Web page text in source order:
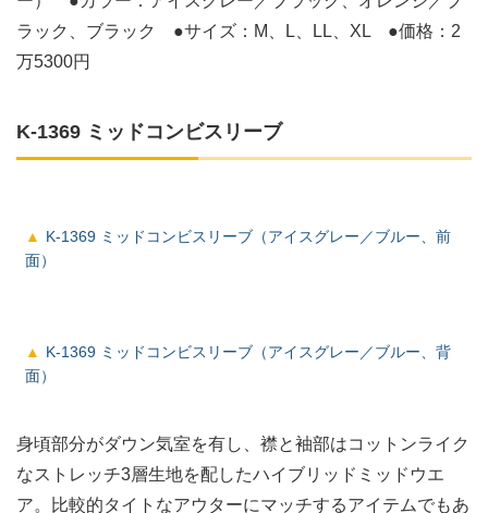
ラック、ブラック ●サイズ：M、L、LL、XL ●価格：2
万5300円
K-1369 ミッドコンビスリーブ
K-1369 ミッドコンビスリーブ（アイスグレー／ブルー、前
面）
K-1369 ミッドコンビスリーブ（アイスグレー／ブルー、背
面）
身頃部分がダウン気室を有し、襟と袖部はコットンライク
なストレッチ3層生地を配したハイブリッドミッドウエ
ア。比較的タイトなアウターにマッチするアイテムでもあ